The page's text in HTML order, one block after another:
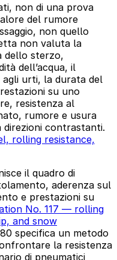
non di una prova
del rumore
non quello
non valuta la
dello sterzo,
dell’acqua, il
urti, la durata del
su uno
resistenza al
rumore e usura
contrastanti.
rolling resistance,
il quadro di
aderenza sul
e prestazioni su
No. 117 — rolling
and snow
specifica un metodo
la resistenza
di pneumatici